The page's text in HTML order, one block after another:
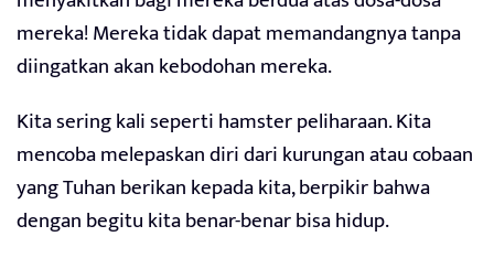
mereka! Mereka tidak dapat memandangnya tanpa
diingatkan akan kebodohan mereka.
Kita sering kali seperti hamster peliharaan. Kita
mencoba melepaskan diri dari kurungan atau cobaan
yang Tuhan berikan kepada kita, berpikir bahwa
dengan begitu kita benar-benar bisa hidup.